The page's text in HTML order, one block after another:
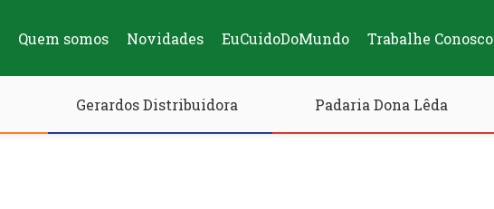
Quem somos Novidades EuCuidoDoMundo Trabalhe Conosco
Gerardos Distribuidora Padaria Dona Lêda